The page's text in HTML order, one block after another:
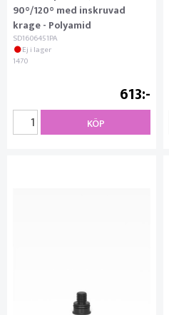
90°/120° med inskruvad
krage - Polyamid
SD1606451PA
Ej i lager
1470
613
KÖP